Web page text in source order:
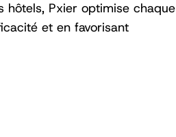
hôtels, Pxier optimise chaque
et en favorisant